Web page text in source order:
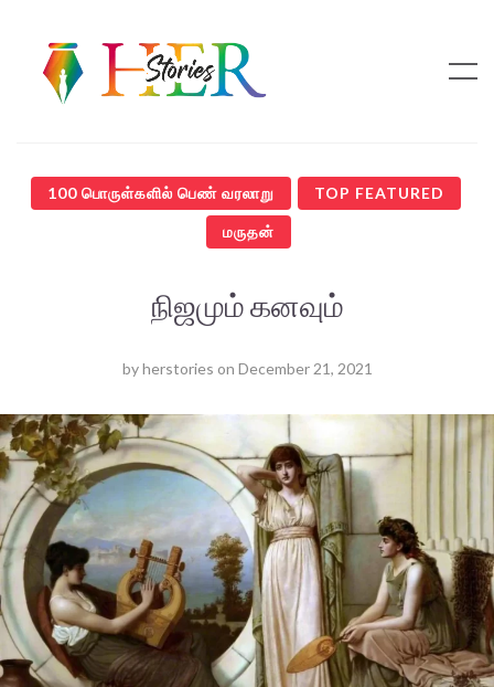
100 பொருள்களில் பெண் வரலாறு TOP FEATURED
மருதன்
நிஜமும் கனவும்
byherstories on December 21, 2021